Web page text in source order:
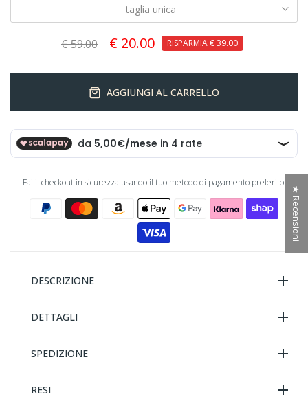
taglia unica
€ 59.00 € 20.00 RISPARMIA€ 39.00
AGGIUNGI AL CARRELLO
Fai il checkout in sicurezza usando il tuo metodo di pagamento preferito:
DESCRIZIONE
DETTAGLI
SPEDIZIONE
RESI
★ Recensioni